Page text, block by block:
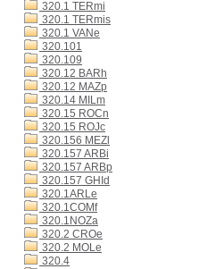
320.1 TERmi
320.1 TERmis
320.1 VANe
320.101
320.109
320.12 BARh
320.12 MAZp
320.14 MILm
320.15 ROCn
320.15 ROJc
320.156 MEZl
320.157 ARBi
320.157 ARBp
320.157 GHId
320.1ARLe
320.1COMf
320.1NOZa
320.2 CROe
320.2 MOLe
320.4